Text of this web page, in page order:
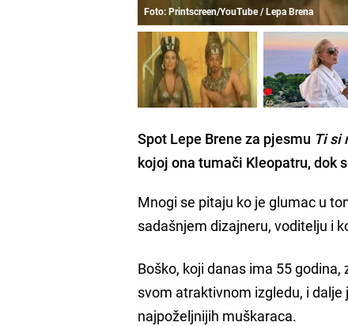
Foto: Printscreen/YouTube / Lepa Brena
Spot Lepe Brene za pjesmu Ti si
kojoj ona tumači Kleopatru, dok
Mnogi se pitaju ko je glumac u
sadašnjem dizajneru, voditelju i
Boško, koji danas ima 55
svom atraktivnom izgledu, i
najpoželjnijih muškaraca.